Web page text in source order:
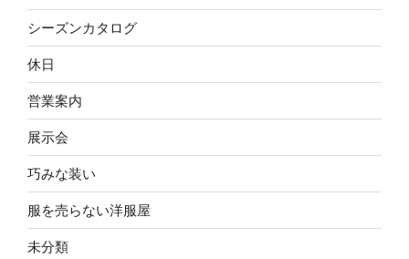
シーズンカタログ
休日
営業案内
展示会
巧みな装い
服を売らない洋服屋
未分類